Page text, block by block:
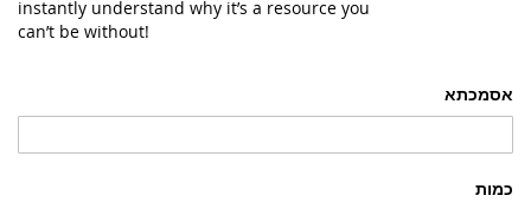
אסמכתא
כמות
instantly understand why it’s a resource you
can’t be without!